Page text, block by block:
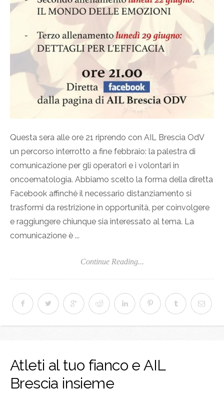
Questa sera alle ore 21 riprendo con AIL Brescia OdV
un percorso interrotto a fine febbraio: la palestra di
comunicazione per gli operatori e i volontari in
oncoematologia. Abbiamo scelto la forma della diretta
Facebook affinché il necessario distanziamento si
trasformi da restrizione in opportunità, per coinvolgere
e raggiungere chiunque sia interessato al tema. La
comunicazione è ...
Continue Reading...
Atleti al tuo fianco e AIL
Brescia insieme